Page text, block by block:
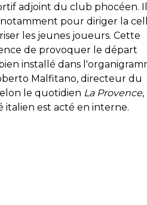
adjoint du club phocéen.
pour diriger la
les jeunes joueurs. Cette
de provoquer le départ
installé dans
Malfitano, directeur du
le quotidien La Provence,
est acté en interne.